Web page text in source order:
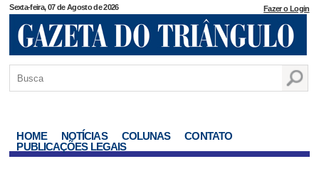
Sexta-feira, 07 de Agosto de 2026 Fazer o Login
HOME NOTÍCIAS COLUNAS
CONTATO
PUBLICAÇÕES LEGAIS